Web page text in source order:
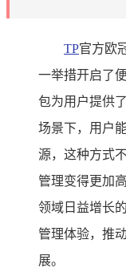
TP官方欧
一举措开启了
包为用户提供
场景下，用户
源，这种方式
管理变得更加
领域日益增长
管理体验，推
展。